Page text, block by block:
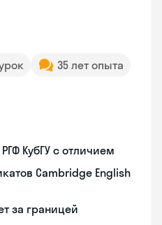
35 лет опыта
КубГУ с отличием
Cambridge English
за границей